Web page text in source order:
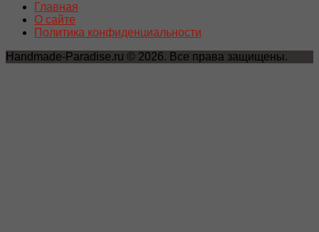
Главная
О сайте
Политика конфиденциальности
Handmade-Paradise.ru © 2026. Все права защищены.